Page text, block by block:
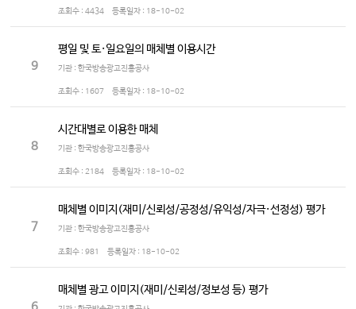
조회수 : 4434 등록일자 : 18-10-02
9
평일 및 토·일요일의 매체별 이용시간
기관 : 한국방송광고진흥공사
조회수 : 1607 등록일자 : 18-10-02
8
시간대별로 이용한 매체
기관 : 한국방송광고진흥공사
조회수 : 2184 등록일자 : 18-10-02
7
매체별 이미지(재미/신뢰성/공정성/유익성/자극·선정성) 평가
기관 : 한국방송광고진흥공사
조회수 : 981 등록일자 : 18-10-02
매체별 광고 이미지(재미/신뢰성/정보성 등) 평가